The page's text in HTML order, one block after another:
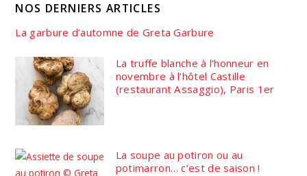
NOS DERNIERS ARTICLES
La garbure d’automne de Greta Garbure
La truffe blanche à l’honneur en
novembre à l’hôtel Castille
(restaurant Assaggio), Paris 1er
La soupe au potiron ou au
potimarron… c’est de saison !